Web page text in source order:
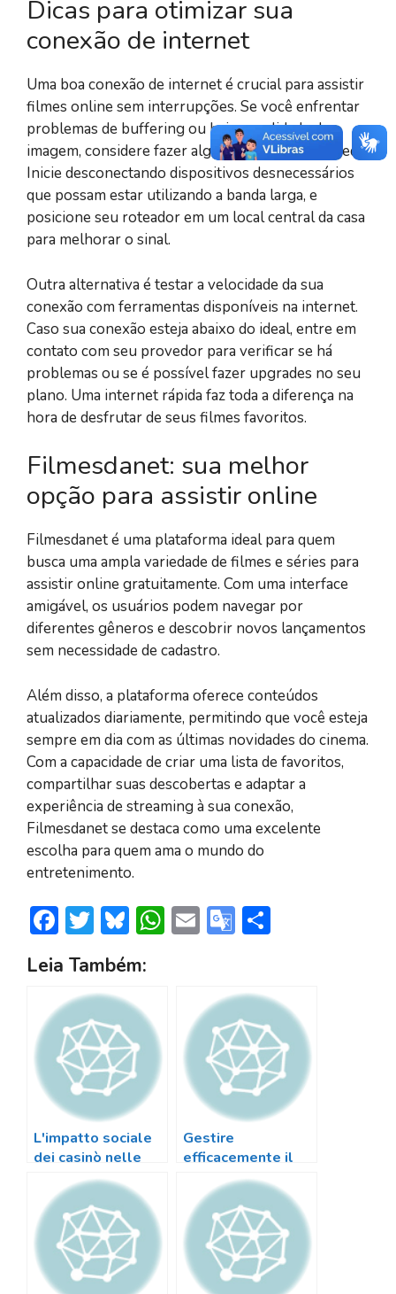
Dicas para otimizar sua
conexão de internet
Uma boa conexão de internet é crucial para assistir
filmes online sem interrupções. Se você enfrentar
problemas de buffering ou baixa qualidade de
imagem, considere fazer alguns ajustes na sua rede.
Inicie desconectando dispositivos desnecessários
que possam estar utilizando a banda larga, e
posicione seu roteador em um local central da casa
para melhorar o sinal.
Outra alternativa é testar a velocidade da sua
conexão com ferramentas disponíveis na internet.
Caso sua conexão esteja abaixo do ideal, entre em
contato com seu provedor para verificar se há
problemas ou se é possível fazer upgrades no seu
plano. Uma internet rápida faz toda a diferença na
hora de desfrutar de seus filmes favoritos.
Filmesdanet: sua melhor
opção para assistir online
Filmesdanet é uma plataforma ideal para quem
busca uma ampla variedade de filmes e séries para
assistir online gratuitamente. Com uma interface
amigável, os usuários podem navegar por
diferentes gêneros e descobrir novos lançamentos
sem necessidade de cadastro.
Além disso, a plataforma oferece conteúdos
atualizados diariamente, permitindo que você esteja
sempre em dia com as últimas novidades do cinema.
Com a capacidade de criar uma lista de favoritos,
compartilhar suas descobertas e adaptar a
experiência de streaming à sua conexão,
Filmesdanet se destaca como uma excelente
escolha para quem ama o mundo do
entretenimento.
F
ac
e
b
o
ok
T
w
itt
er
Bl
e
sk
y
W E
l
G
gl
e
Tr
a
n
sl
at
e
e
Leia Também:
L'impatto sociale
dei casinò nelle
comunità moderne
Gestire
efficacemente il
proprio budget nel
gioco d'azzardo
con Tower Rush
Casino